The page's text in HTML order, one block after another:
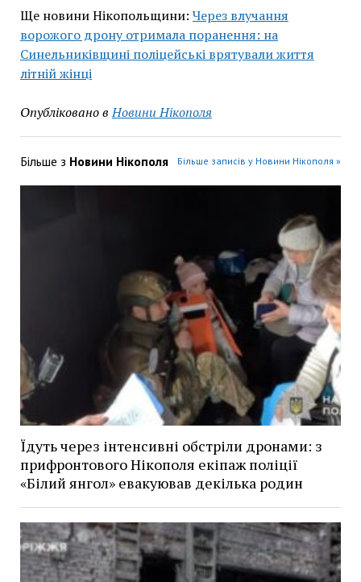
Ще новини Нікопольщини: Через влучання
ворожого дрону отримала поранення: на
Синельниківщині поліцейські врятували життя
літній жінці
Опубліковано в Новини Нікополя
Більше з Новини Нікополя Більше записів у Новини Нікополя »
Їдуть через інтенсивні обстріли дронами: з
прифронтового Нікополя екіпаж поліції
«Білий янгол» евакуював декілька родин